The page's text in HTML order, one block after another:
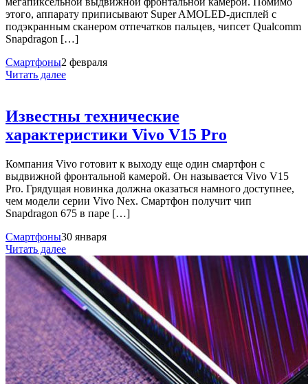
этого, аппарату приписывают Super AMOLED-дисплей с
подэкранным сканером отпечатков пальцев, чипсет Qualcomm
Snapdragon […]
Смартфоны2 февраля
Читать далее
Известны технические
характеристики Vivo V15 Pro
Компания Vivo готовит к выходу еще один смартфон с
выдвижной фронтальной камерой. Он называется Vivo V15
Pro. Грядущая новинка должна оказаться намного доступнее,
чем модели серии Vivo Nex. Смартфон получит чип
Snapdragon 675 в паре […]
Смартфоны30 января
Читать далее